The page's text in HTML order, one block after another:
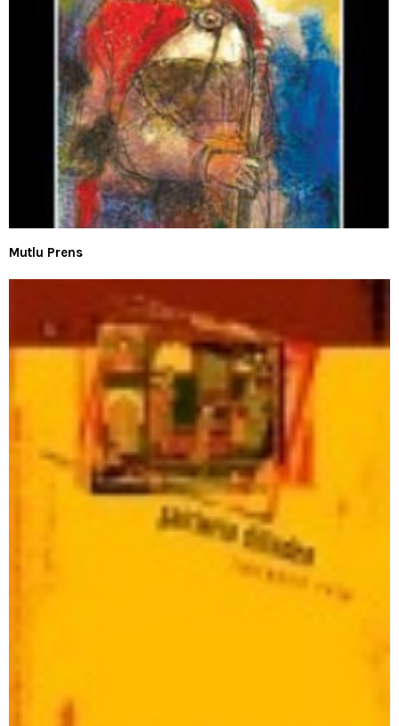
Mutlu Prens